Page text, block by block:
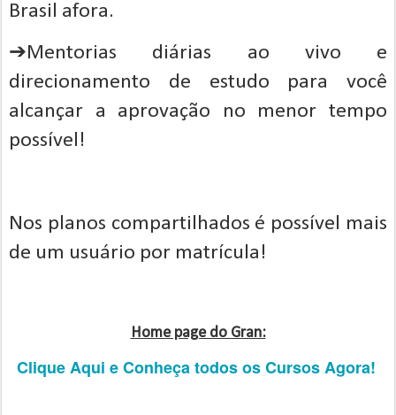
Brasil afora.
➔Mentorias diárias ao vivo e
direcionamento de estudo para você
alcançar a aprovação no menor tempo
possível!
Nos planos compartilhados é possível mais
de um usuário por matrícula!
Home page do Gran:
Clique Aqui e Conheça todos os Cursos Agora!